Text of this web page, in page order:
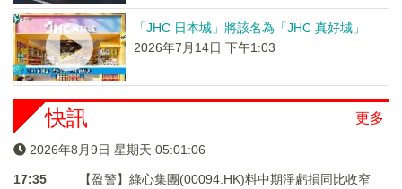
「JHC 日本城」將該名為「JHC 真好城」
2026年7月14日 下午1:03
更多
快訊
2026年8月9日 星期天 05:01:06
17:35
【盈警】綠心集團(00094.HK)料中期淨虧損同比收窄